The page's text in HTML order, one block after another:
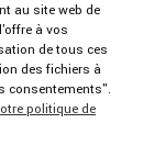
au site web de
à vos
de tous ces
des fichiers à
consentements".
politique de